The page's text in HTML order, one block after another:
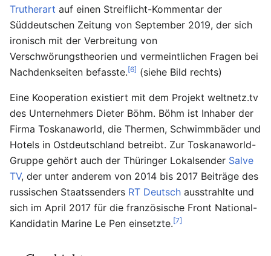
Trutherart auf einen Streiflicht-Kommentar der
Süddeutschen Zeitung von September 2019, der sich
ironisch mit der Verbreitung von
Verschwörungstheorien und vermeintlichen Fragen bei
Nachdenkseiten befasste.[6] (siehe Bild rechts)
Eine Kooperation existiert mit dem Projekt weltnetz.tv
des Unternehmers Dieter Böhm. Böhm ist Inhaber der
Firma Toskanaworld, die Thermen, Schwimmbäder und
Hotels in Ostdeutschland betreibt. Zur Toskanaworld-
Gruppe gehört auch der Thüringer Lokalsender Salve
TV, der unter anderem von 2014 bis 2017 Beiträge des
russischen Staatssenders RT Deutsch ausstrahlte und
sich im April 2017 für die französische Front National-
Kandidatin Marine Le Pen einsetzte.[7]